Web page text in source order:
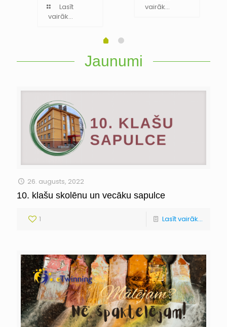
Lasīt
vairāk...
vairāk...
Jaunumi
26. augusts, 2022
10. klašu skolēnu un vecāku sapulce
1 Lasīt vairāk...